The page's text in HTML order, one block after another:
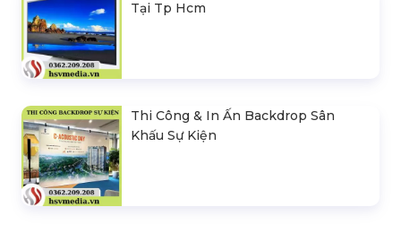
Tại Tp Hcm
Thi Công & In Ấn Backdrop Sân
Khấu Sự Kiện